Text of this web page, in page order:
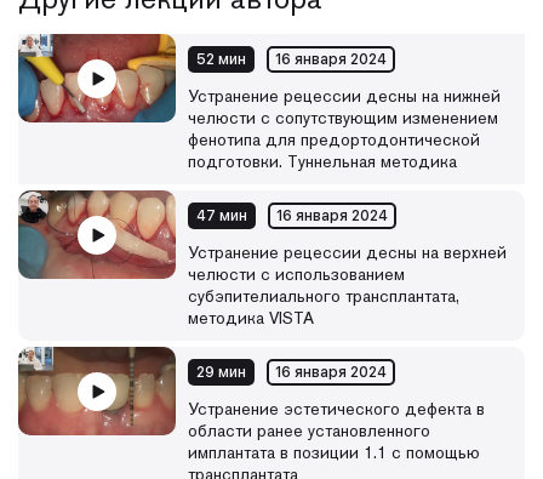
насмотренности
Каждый месяц библиотека видеолекций будет
пополняться новыми материалами.
52 мин 16 января 2024
Устранение рецессии десны на нижней
челюсти с сопутствующим изменением
фенотипа для предортодонтической
подготовки. Туннельная методика
47 мин 16 января 2024
Устранение рецессии десны на верхней
челюсти с использованием
субэпителиального трансплантата,
методика VISTA
29 мин 16 января 2024
Устранение эстетического дефекта в
области ранее установленного
имплантата в позиции 1.1 с помощью
трансплантата